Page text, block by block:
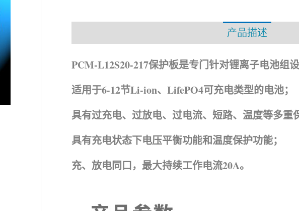
产品描述
PCM-L12S20-217保护板是专门针对锂离子电池组
适用于6-12节Li-ion、 LifePO4可充电类型的电池；
具有过充电、过放电、过电流、短路、温度等多重
具有充电状态下电压平衡功能和温度保护功能；
充、放电同口，最大持续工作电流20A。